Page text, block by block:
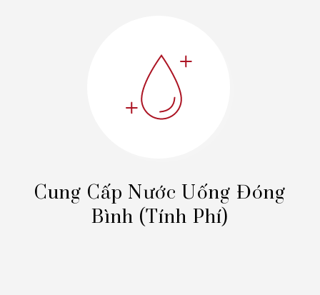
Cung Cấp Nước Uống Đóng
Bình (tính Phí)